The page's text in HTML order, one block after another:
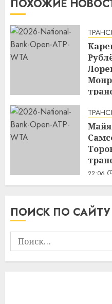
ПОХОЖИЕ
22:06
ПОИСК ПО САЙТУ
Найти: